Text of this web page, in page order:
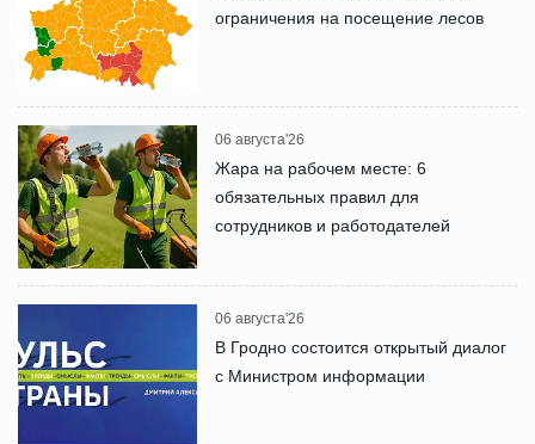
ограничения на посещение лесов
06 августа'26
Жара на рабочем месте: 6
обязательных правил для
сотрудников и работодателей
06 августа'26
В Гродно состоится открытый диалог
с Министром информации